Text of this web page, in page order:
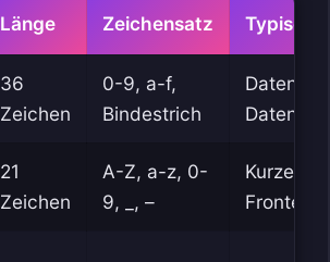
Länge Zeichensatz
36
Zeichen
0-9, a-f,
Bindestrich
21
Zeichen
A-Z, a-z, 0-
9, _, –
Kurze